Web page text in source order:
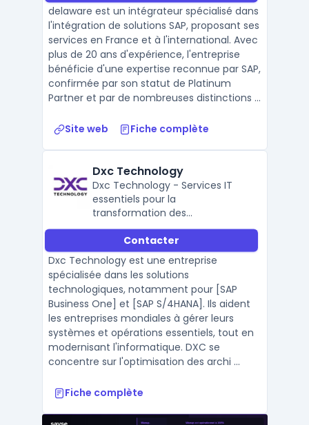
delaware est un intégrateur spécialisé dans
l'intégration de solutions SAP, proposant ses
services en France et à l'international. Avec
plus de 20 ans d'expérience, l'entreprise
bénéficie d'une expertise reconnue par SAP,
confirmée par son statut de Platinum
Partner et par de nombreuses distinctions ...
Site web Fiche complète
Dxc Technology
Dxc Technology - Services IT
essentiels pour la
transformation des
organisations
Contacter
Dxc Technology est une entreprise
spécialisée dans les solutions
technologiques, notamment pour [SAP
Business One] et [SAP S/4HANA]. Ils aident
les entreprises mondiales à gérer leurs
systèmes et opérations essentiels, tout en
modernisant l'informatique. DXC se
concentre sur l'optimisation des archi ...
Fiche complète